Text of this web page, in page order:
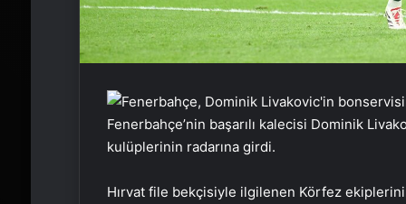
Fenerbahçe’nin başarılı kalecisi Dominik
kulüplerinin radarına girdi.
Hırvat file bekçisiyle ilgilenen Körfez